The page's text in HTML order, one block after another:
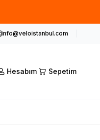
info@veloistanbul.com
Hesabım Sepetim